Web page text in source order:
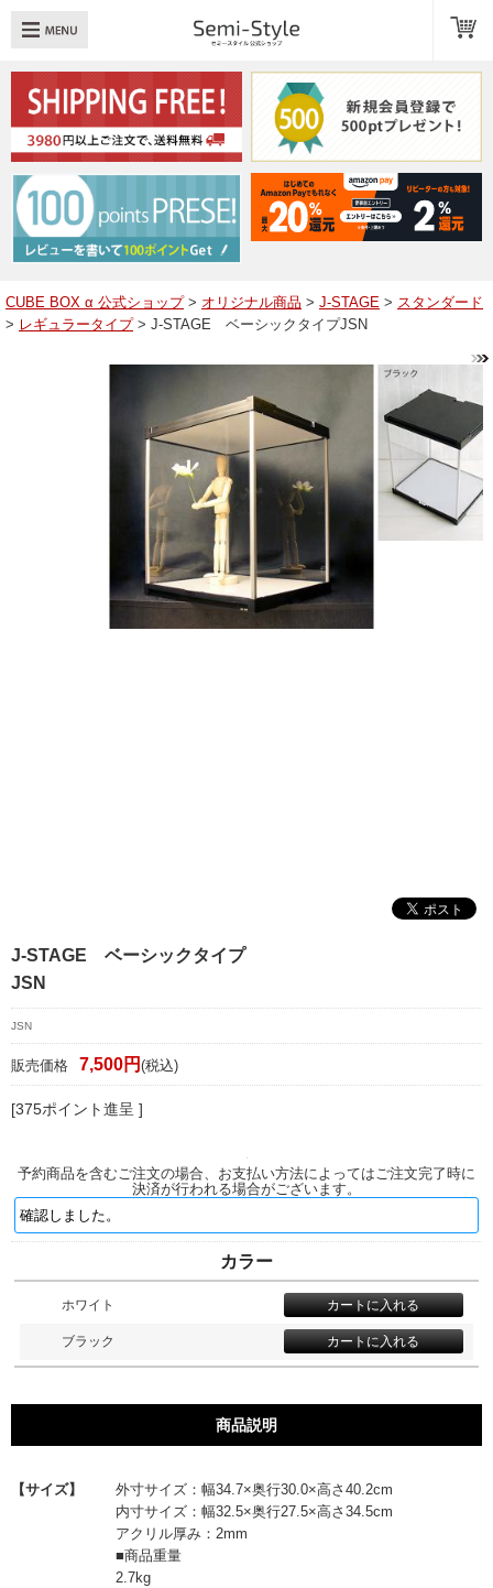
：透明扉 引き出し LED
へ戻る
品一覧
ューブボックスαレイアウト例
定商取引法に基づく表記
CUBE BOX α 公式ショップ> オリジナル商品 > J-STAGE > スタンダード
> レギュラータイプ> J-STAGE ベーシックタイプJSN
J-STAGE ベーシックタイプ
JSN
JSN
販売価格 7,500円 (税込)
[375ポイント進呈 ]
予約商品を含むご注文の場合、お支払い方法によってはご注文完了時に
決済が行われる場合がございます。
カラー
ホワイト
ブラック
商品説明
【サイズ】
外寸サイズ：幅34.7×奥行30.0×高さ40.2cm
内寸サイズ：幅32.5×奥行27.5×高さ34.5cm
アクリル厚み：2mm
■商品重量
2.7kg